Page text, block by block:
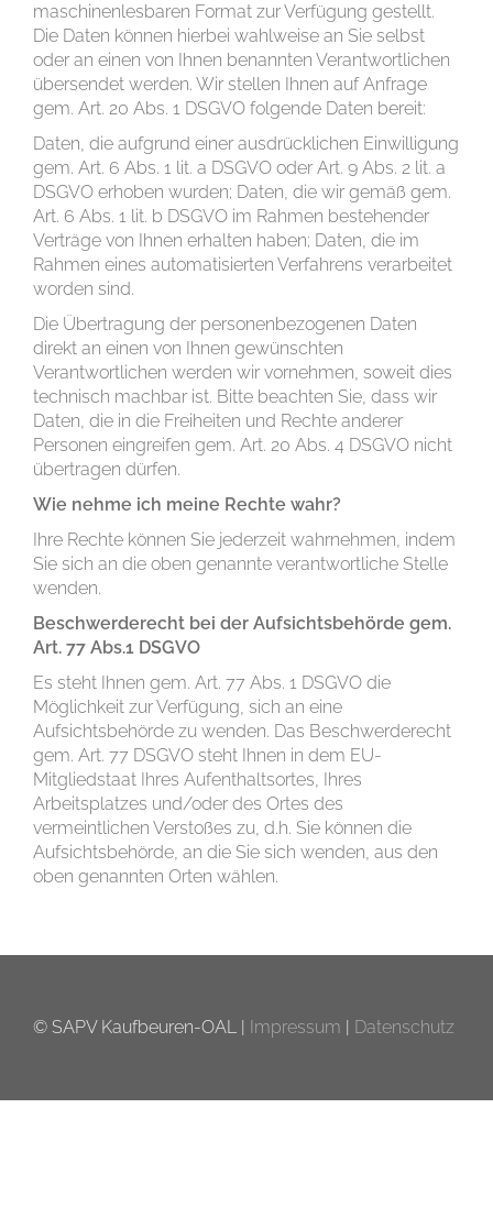
maschinenlesbaren Format zur Verfügung gestellt.
Die Daten können hierbei wahlweise an Sie selbst
oder an einen von Ihnen benannten Verantwortlichen
übersendet werden. Wir stellen Ihnen auf Anfrage
gem. Art. 20 Abs. 1 DSGVO folgende Daten bereit:
Daten, die aufgrund einer ausdrücklichen Einwilligung
gem. Art. 6 Abs. 1 lit. a DSGVO oder Art. 9 Abs. 2 lit. a
DSGVO erhoben wurden; Daten, die wir gemäß gem.
Art. 6 Abs. 1 lit. b DSGVO im Rahmen bestehender
Verträge von Ihnen erhalten haben; Daten, die im
Rahmen eines automatisierten Verfahrens verarbeitet
worden sind.
Die Übertragung der personenbezogenen Daten
direkt an einen von Ihnen gewünschten
Verantwortlichen werden wir vornehmen, soweit dies
technisch machbar ist. Bitte beachten Sie, dass wir
Daten, die in die Freiheiten und Rechte anderer
Personen eingreifen gem. Art. 20 Abs. 4 DSGVO nicht
übertragen dürfen.
Wie nehme ich meine Rechte wahr?
Ihre Rechte können Sie jederzeit wahrnehmen, indem
Sie sich an die oben genannte verantwortliche Stelle
wenden.
Beschwerderecht bei der Aufsichtsbehörde gem.
Art. 77 Abs.1 DSGVO
Es steht Ihnen gem. Art. 77 Abs. 1 DSGVO die
Möglichkeit zur Verfügung, sich an eine
Aufsichtsbehörde zu wenden. Das Beschwerderecht
gem. Art. 77 DSGVO steht Ihnen in dem EU-
Mitgliedstaat Ihres Aufenthaltsortes, Ihres
Arbeitsplatzes und/oder des Ortes des
vermeintlichen Verstoßes zu, d.h. Sie können die
Aufsichtsbehörde, an die Sie sich wenden, aus den
oben genannten Orten wählen.
© SAPV Kaufbeuren-OAL | Impressum | Datenschutz